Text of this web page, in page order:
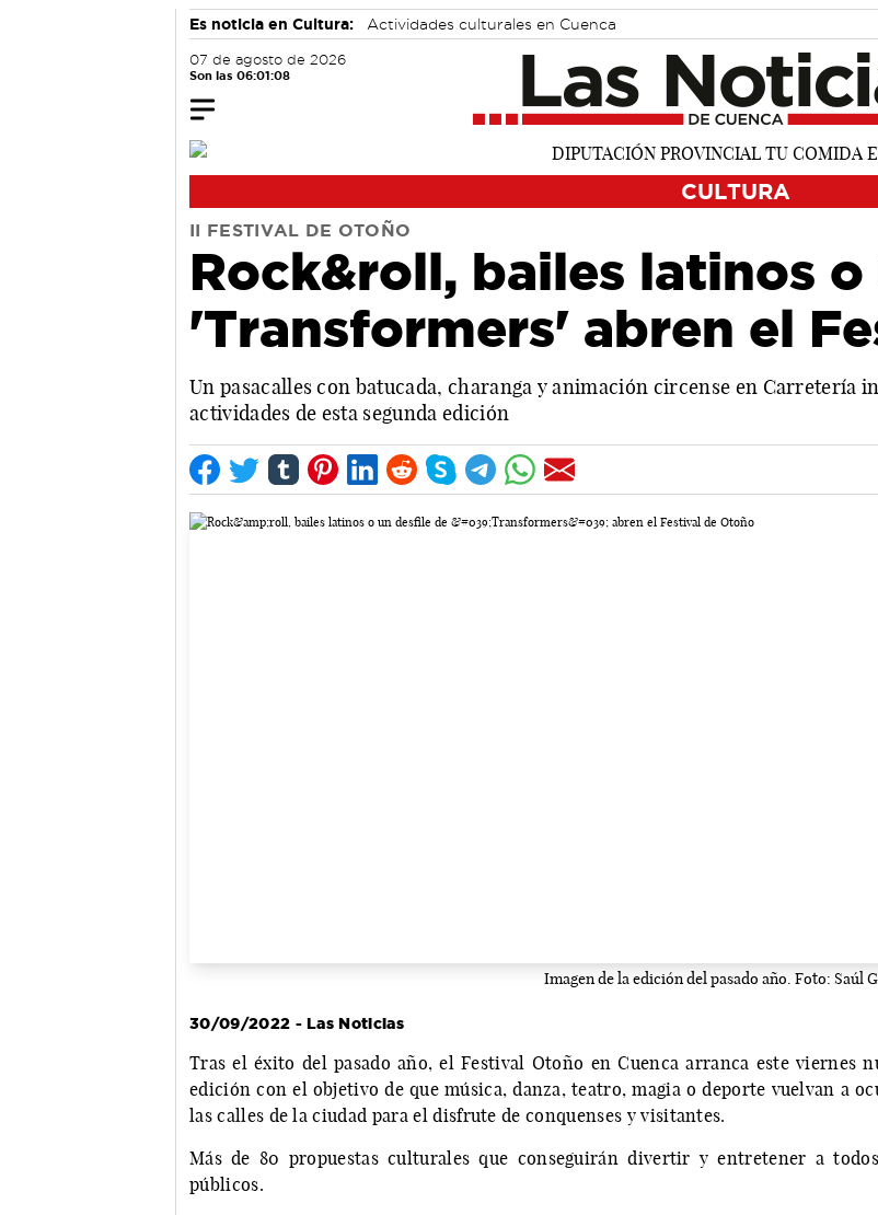
Es noticia en Cultura: Actividades culturales en Cuenca
07 de agosto de 2026
Son las 06:01:09
CULTURA
II FESTIVAL DE OTOÑO
Rock&roll, bailes latinos
'Transformers' abren el
Un pasacalles con batucada, charanga y animación circense en Carretería
actividades de esta segunda edición
Imagen de la edición del pasado año. Foto: Saúl
30/09/2022 - Las Noticias
Tras el éxito del pasado año, el Festival Otoño en Cuenca arranca este viernes
edición con el objetivo de que música, danza, teatro, magia o deporte vuelvan a
las calles de la ciudad para el disfrute de conquenses y visitantes.
Más de 80 propuestas culturales que conseguirán divertir y entretener a
públicos.